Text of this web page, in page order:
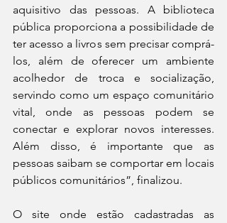
aquisitivo das pessoas. A biblioteca
pública proporciona a possibilidade de
ter acesso a livros sem precisar comprá-
los, além de oferecer um ambiente
acolhedor de troca e socialização,
servindo como um espaço comunitário
vital, onde as pessoas podem se
conectar e explorar novos interesses.
Além disso, é importante que as
pessoas saibam se comportar em locais
públicos comunitários”, finalizou.
O site onde estão cadastradas as